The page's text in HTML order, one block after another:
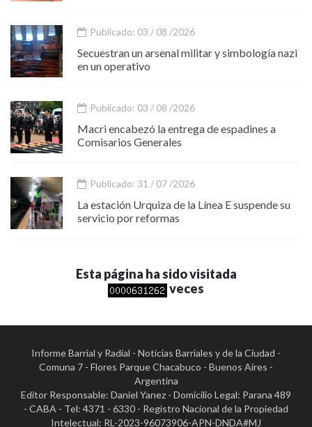
Publicado: 03 / 08 /2026
Secuestran un arsenal militar y simbología nazi
en un operativo
Publicado: 03 / 08 /2026
Macri encabezó la entrega de espadines a
Comisarios Generales
Publicado: 31 / 07 /2026
La estación Urquiza de la Línea E suspende su
servicio por reformas
Esta página ha sido visitada
veces
Informe Barrial y Radial - Noticias Barriales y de la Ciudad -
Comuna 7 - Flores Parque Chacabuco - Buenos Aires -
Argentina
Editor Responsable: Daniel Yanez - Domicilio Legal: Parana 489
- CABA - Tel: 4371 - 6330 - Registro Nacional de la Propiedad
Intelectual: RL-2023-96073906-APN-DNDA#MJ